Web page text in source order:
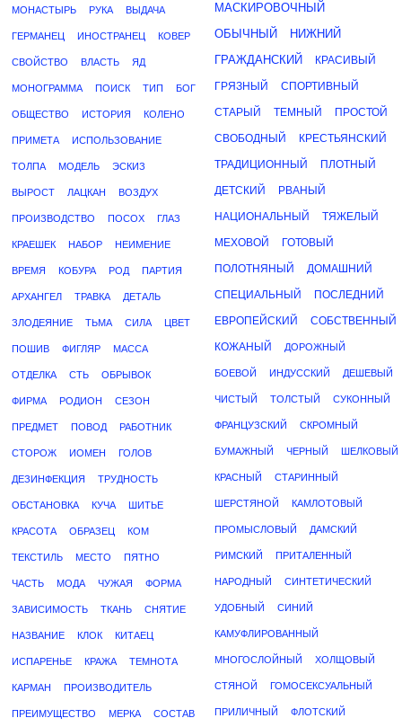
МОНАСТЫРЬ РУКА ВЫДАЧА
ГЕРМАНЕЦ ИНОСТРАНЕЦ КОВЕР
СВОЙСТВО ВЛАСТЬ ЯД
МОНОГРАММА ПОИСК ТИП БОГ
ОБЩЕСТВО ИСТОРИЯ КОЛЕНО
ПРИМЕТА ИСПОЛЬЗОВАНИЕ
ТОЛПА МОДЕЛЬ ЭСКИЗ
ВЫРОСТ ЛАЦКАН ВОЗДУХ
ПРОИЗВОДСТВО ПОСОХ ГЛАЗ
КРАЕШЕК НАБОР НЕИМЕНИЕ
ВРЕМЯ КОБУРА РОД ПАРТИЯ
АРХАНГЕЛ ТРАВКА ДЕТАЛЬ
ЗЛОДЕЯНИЕ ТЬМА СИЛА ЦВЕТ
ПОШИВ ФИГЛЯР МАССА
ОТДЕЛКА СТЬ ОБРЫВОК
ФИРМА РОДИОН СЕЗОН
ПРЕДМЕТ ПОВОД РАБОТНИК
СТОРОЖ ИОМЕН ГОЛОВ
ДЕЗИНФЕКЦИЯ ТРУДНОСТЬ
ОБСТАНОВКА КУЧА ШИТЬЕ
КРАСОТА ОБРАЗЕЦ КОМ
ТЕКСТИЛЬ МЕСТО ПЯТНО
ЧАСТЬ МОДА ЧУЖАЯ ФОРМА
ЗАВИСИМОСТЬ ТКАНЬ СНЯТИЕ
НАЗВАНИЕ КЛОК КИТАЕЦ
ИСПАРЕНЬЕ КРАЖА ТЕМНОТА
КАРМАН ПРОИЗВОДИТЕЛЬ
ПРЕИМУЩЕСТВО МЕРКА СОСТАВ
МАСКИРОВОЧНЫЙ
ОБЫЧНЫЙ
НИЖНИЙ
ГРАЖДАНСКИЙ
КРАСИВЫЙ
ГРЯЗНЫЙ СПОРТИВНЫЙ
СТАРЫЙ ТЕМНЫЙ ПРОСТОЙ
СВОБОДНЫЙ КРЕСТЬЯНСКИЙ
ТРАДИЦИОННЫЙ ПЛОТНЫЙ
ДЕТСКИЙ РВАНЫЙ
НАЦИОНАЛЬНЫЙ ТЯЖЕЛЫЙ
МЕХОВОЙ ГОТОВЫЙ
ПОЛОТНЯНЫЙ ДОМАШНИЙ
СПЕЦИАЛЬНЫЙ ПОСЛЕДНИЙ
ЕВРОПЕЙСКИЙ СОБСТВЕННЫЙ
КОЖАНЫЙ ДОРОЖНЫЙ
БОЕВОЙ ИНДУССКИЙ ДЕШЕВЫЙ
ЧИСТЫЙ ТОЛСТЫЙ СУКОННЫЙ
ФРАНЦУЗСКИЙ СКРОМНЫЙ
БУМАЖНЫЙ ЧЕРНЫЙ ШЕЛКОВЫЙ
КРАСНЫЙ СТАРИННЫЙ
ШЕРСТЯНОЙ КАМЛОТОВЫЙ
ПРОМЫСЛОВЫЙ ДАМСКИЙ
РИМСКИЙ ПРИТАЛЕННЫЙ
НАРОДНЫЙ СИНТЕТИЧЕСКИЙ
УДОБНЫЙ СИНИЙ
КАМУФЛИРОВАННЫЙ
МНОГОСЛОЙНЫЙ ХОЛЩОВЫЙ
СТЯНОЙ ГОМОСЕКСУАЛЬНЫЙ
ПРИЛИЧНЫЙ ФЛОТСКИЙ